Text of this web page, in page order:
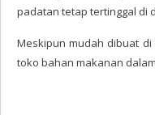
padatan tetap tertinggal di
Meskipun mudah dibuat
toko bahan makanan